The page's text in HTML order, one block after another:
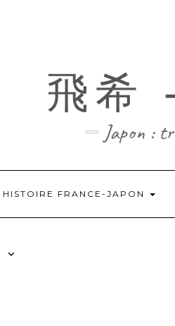
飛希
Japon :
HISTOIRE FRANCE-JAPON